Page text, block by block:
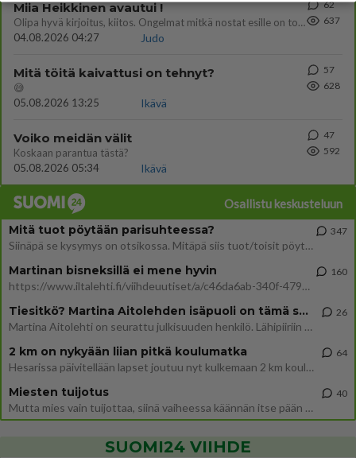
Miia Heikkinen avautui !
Olipa hyvä kirjoitus, kiitos. Ongelmat mitkä nostat esille on todellisia ja tämä ylimielisyys totta ja se näkyy kaikessa
04.08.2026 04:27
Judo
62
637
Mitä töitä kaivattusi on tehnyt?
😅
05.08.2026 13:25
Ikävä
57
628
Voiko meidän välit
Koskaan parantua tästä?
05.08.2026 05:34
Ikävä
47
592
Osallistu keskusteluun
Mitä tuot pöytään parisuhteessa?
Siinäpä se kysymys on otsikossa. Mitäpä siis tuot/toisit pöytään parisuhteessa? Oletko mies vai nainen? Koetko sen mitä
347
Martinan bisneksillä ei mene hyvin
https://www.iltalehti.fi/viihdeuutiset/a/c46da6ab-340f-4790-aaa7-0865eed2336 Yrityksen konkurssihakemus on tullut kärä
160
Tiesitkö? Martina Aitolehden isäpuoli on tämä suosittu laulaja
Martina Aitolehti on seurattu julkisuuden henkilö. Lähipiiriin mahtuu muitakin tunnettuja henkilöitä. Tiesitkö, että Ma
26
2 km on nykyään liian pitkä koulumatka
Hesarissa päivitellään lapset joutuu nyt kulkemaan 2 km kouluun jösses. Ruostefillarilla tuo matka menee vaikka miten äk
64
Miesten tuijotus
Mutta mies vain tuijottaa, siinä vaiheessa käännän itse pään pois. Mikä juttu? Yleensä jos joku tuijottaa tai katsoo, hä
40
SUOMI24 VIIHDE